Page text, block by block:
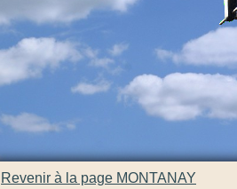
Revenir à la page MONTANAY